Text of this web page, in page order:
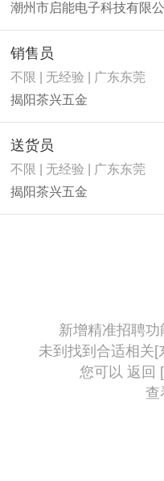
潮州市启能电子科技有限
销售员
不限 | 无经验 | 广东东莞
揭阳茶兴五金
送货员
不限 | 无经验 | 广东东莞
揭阳茶兴五金
新增精准招聘
未到找到合适相关[
您可以 返回 [
查